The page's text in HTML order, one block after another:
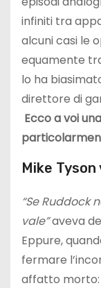
infiniti tra
alcuni casi le
equamente
lo ha
direttore di
Ecco a voi
Mike Tyson
“Se Ruddock
vale”aveva
Eppure,
fermare
affatto